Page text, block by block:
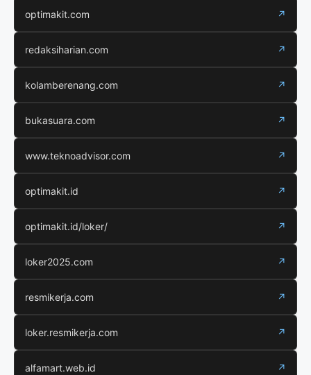
optimakit.com ↗
redaksiharian.com ↗
kolamberenang.com ↗
bukasuara.com ↗
www.teknoadvisor.com ↗
optimakit.id ↗
optimakit.id/loker/ ↗
loker2025.com ↗
resmikerja.com ↗
loker.resmikerja.com ↗
alfamart.web.id ↗